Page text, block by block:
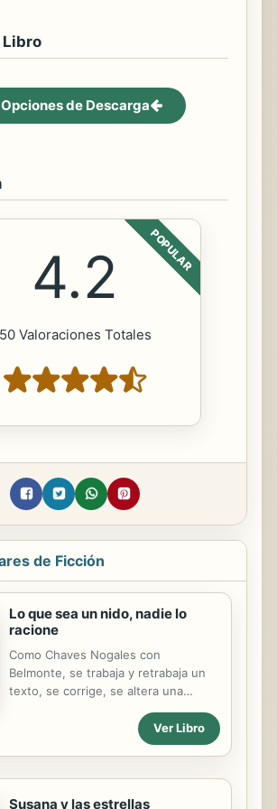
Libro
Opciones de Descarga
POPULAR
4.2
50 Valoraciones Totales
de Ficción
Lo que sea un nido, nadie lo
racione
Como Chaves Nogales con
Belmonte, se trabaja y retrabaja un
texto, se corrige, se altera una
para borrarse el autor y en cambio
conservar la voz del interlocutor,
esa voz encarnó al tener lugar. Pero
aquí no hay celebridades. En vez de
Ver Libro
Susana y las estrellas